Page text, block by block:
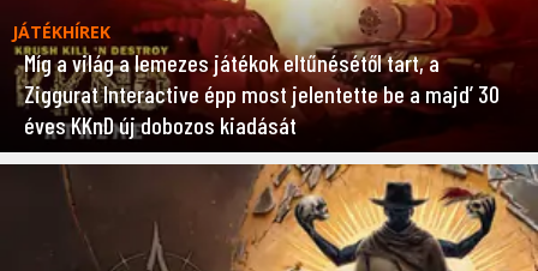
JÁTÉKHÍREK
Míg a világ a lemezes játékok eltűnésétől tart, a
Ziggurat Interactive épp most jelentette be a majd’ 30
éves KKnD új dobozos kiadását